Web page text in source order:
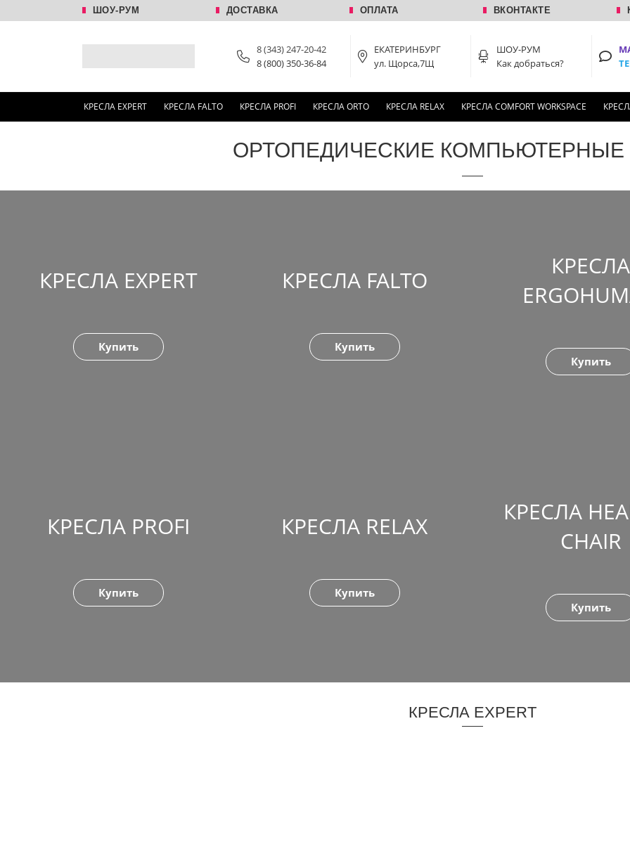
ШОУ-РУМ ДОСТАВКА ОПЛАТА ВКОНТАКТЕ
8 (343) 247-20-42
8 (800) 350-36-84
ЕКАТЕРИНБУРГ
ул. Щорса,7Щ
ШОУ-РУМ
Как добраться?
КРЕСЛА EXPERT КРЕСЛА FALTO КРЕСЛА PROFI КРЕСЛА ORTO КРЕСЛА RELAX КРЕСЛА COMFORT WORKSPACE
ОРТОПЕДИЧЕСКИЕ КОМПЬЮТЕРНЫЕ
КРЕСЛА EXPERT
Купить
КРЕСЛА FALTO
Купить
КРЕСЛА
Купить
КРЕСЛА PROFI
Купить
КРЕСЛА RELAX
Купить
КРЕСЛА
CHAIR
Купить
КРЕСЛА EXPERT